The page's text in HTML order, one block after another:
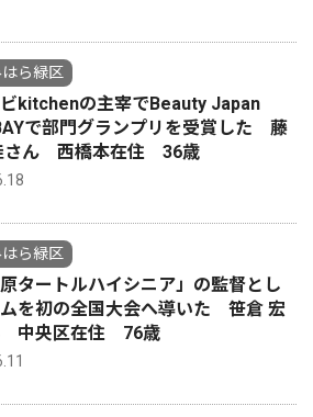
ら緑区
kitchenの主宰でBeauty Japan
で部門グランプリを受賞した 藤
さん 西橋本在住 36歳
ら緑区
原タートルハイシニア」の監督とし
を初の全国大会へ導いた 笹倉 宏
中央区在住 76歳